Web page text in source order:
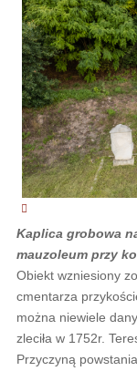
Kaplica grobowa
mauzoleum przy
Obiekt wzniesiony
cmentarza
można niewiele
zleciła w 1752r.
Przyczyną